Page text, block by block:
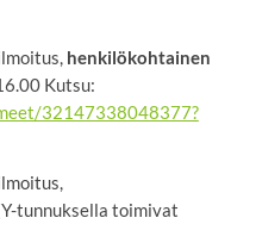
henkilökohtainen
Kutsu:
32147338048377?
tunnuksella toimivat